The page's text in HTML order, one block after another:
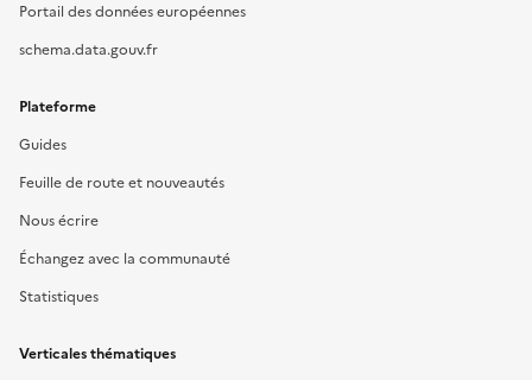
Portail des données européennes
schema.data.gouv.fr
Plateforme
Guides
Feuille de route et nouveautés
Nous écrire
Échangez avec la communauté
Statistiques
Verticales thématiques